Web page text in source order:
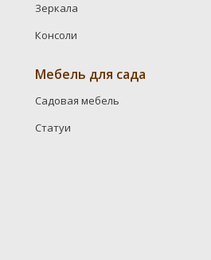
Зеркала
Консоли
Мебель для сада
Садовая мебель
Статуи